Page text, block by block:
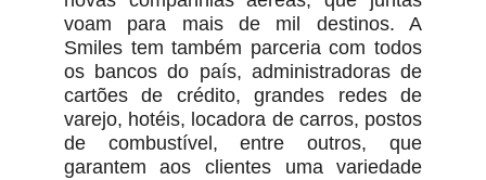
voam para mais de mil destinos. A
Smiles tem também parceria com todos
os bancos do país, administradoras de
cartões de crédito, grandes redes de
varejo, hotéis, locadora de carros, postos
de combustível, entre outros, que
garantem aos clientes uma variedade